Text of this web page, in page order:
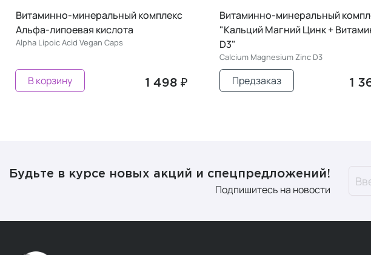
Витаминно-минеральный комплекс
Альфа-липоевая кислота
Alpha Lipoic Acid Vegan Caps
1 498 ₽
В корзину
Витаминно-минеральный
"Кальций Магний Цинк +
D3"
Calcium Magnesium Zinc D3
1
Предзаказ
Будьте в курсе новых акций и спецпредложений!
Подпишитесь на новости